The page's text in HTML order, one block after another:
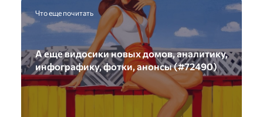
Что еще почитать
А еще видосики новых домов, аналитику,
инфографику, фотки, анонсы (#72490)